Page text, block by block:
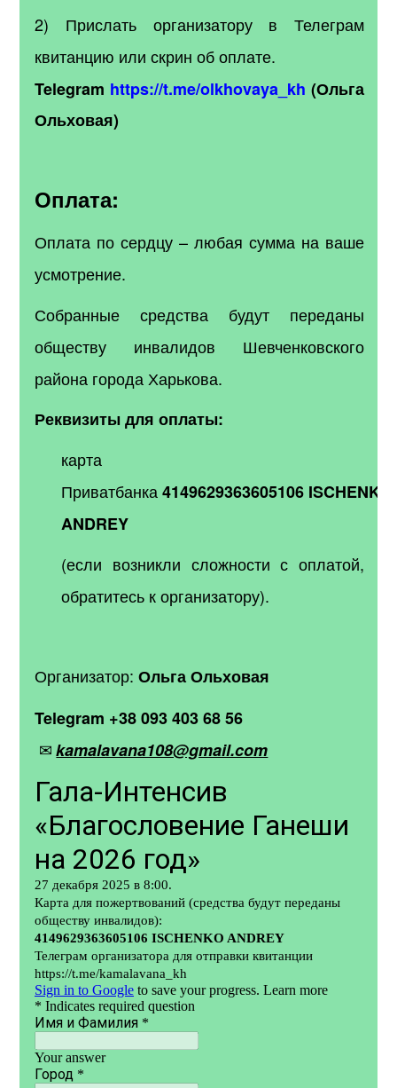
2) Прислать организатору в Телеграм
квитанцию или скрин об оплате.
Telegram https://t.me/olkhovaya_kh (Ольга
Ольховая)
Оплата:
Оплата по сердцу – любая сумма на ваше
усмотрение.
Собранные средства будут переданы
обществу инвалидов Шевченковского
района города Харькова.
Реквизиты для оплаты:
карта
Приватбанка4149629363605106 ISCHENKO
ANDREY
(если возникли сложности с оплатой,
обратитесь к организатору).
Организатор:Ольга Ольховая
Telegram +38 093 403 68 56
✉ kamalavana108@gmail.com